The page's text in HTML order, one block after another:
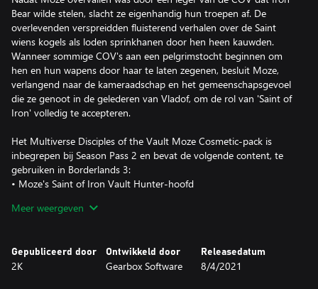
Bear wilde stelen, slacht ze eigenhandig hun troepen af. De
overlevenden verspreidden fluisterend verhalen over de Saint
wiens kogels als loden sprinkhanen door hen heen kauwden.
Wanneer sommige COV's aan een pelgrimstocht beginnen om
hen en hun wapens door haar te laten zegenen, besluit Moze,
verlangend naar de kameraadschap en het gemeenschapsgevoel
die ze genoot in de gelederen van Vladof, om de rol van 'Saint of
Iron' volledig te accepteren.
Het Multiverse Disciples of the Vault Moze Cosmetic-pack is
inbegrepen bij Season Pass 2 en bevat de volgende content, te
gebruiken in Borderlands 3:
• Moze's Saint of Iron Vault Hunter-hoofd
Meer weergeven
Gepubliceerd door
2K
Ontwikkeld door
Gearbox Software
Releasedatum
8/4/2021